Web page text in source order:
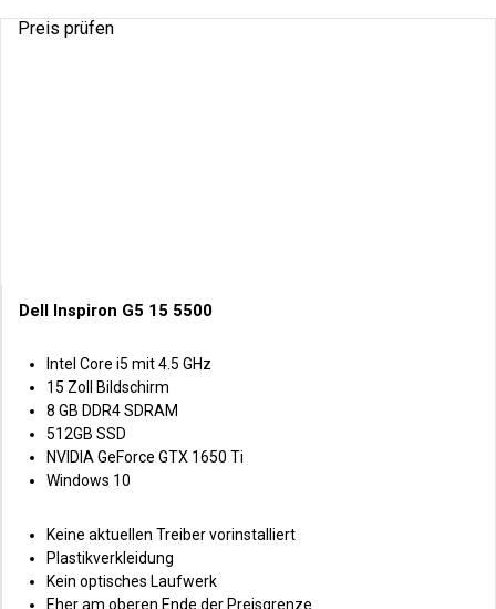
Preis prüfen
Dell Inspiron G5 15 5500
Intel Core i5 mit 4.5 GHz
15 Zoll Bildschirm
8 GB DDR4 SDRAM
512GB SSD
NVIDIA GeForce GTX 1650 Ti
Windows 10
Keine aktuellen Treiber vorinstalliert
Plastikverkleidung
Kein optisches Laufwerk
Eher am oberen Ende der Preisgrenze